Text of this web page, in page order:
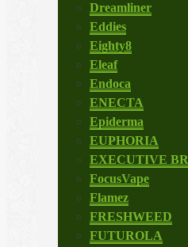
Dreamliner
Eddies
Eighty8
Eleaf
Endoca
ENECTA
Epiderma
EUPHORIA
EXECUTIVE
FocusVape
Flamez
FRESHWEED
FUTUROLA